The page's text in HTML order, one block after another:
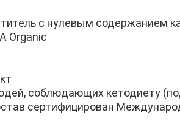
с нулевым содержанием
Organic
соблюдающих кетодиету
сертифицирован